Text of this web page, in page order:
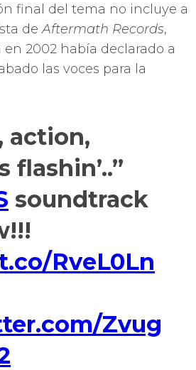
final del tema no incluye a
deAftermath Records,
2002 había declarado a
las voces para la
action,
flashin’..”
soundtrack
RveL0Ln
Zvug